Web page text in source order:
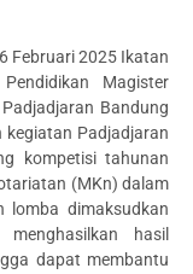
Februari 2025 Ikatan
Magister
Bandung
kegiatan Padjadjaran
kompetisi tahunan
(MKn) dalam
lomba dimaksudkan
hasil
dapat membantu